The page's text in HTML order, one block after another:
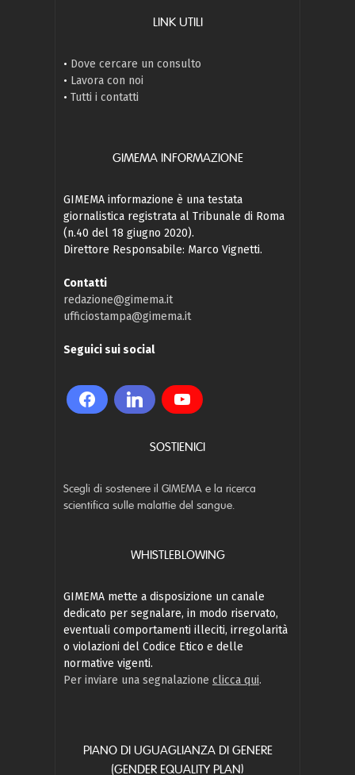
LINK UTILI
• Dove cercare un consulto
• Lavora con noi
• Tutti i contatti
GIMEMA INFORMAZIONE
GIMEMA informazione è una testata
giornalistica registrata al Tribunale di Roma
(n.40 del 18 giugno 2020).
Direttore Responsabile: Marco Vignetti.
Contatti
redazione@gimema.it
ufficiostampa@gimema.it
Seguici sui social
SOSTIENICI
Scegli di sostenere il GIMEMA e la ricerca
scientifica sulle malattie del sangue.
WHISTLEBLOWING
GIMEMA mette a disposizione un canale
dedicato per segnalare, in modo riservato,
eventuali comportamenti illeciti, irregolarità
o violazioni del Codice Etico e delle
normative vigenti.
Per inviare una segnalazione clicca qui.
PIANO DI UGUAGLIANZA DI GENERE
(GENDER EQUALITY PLAN)